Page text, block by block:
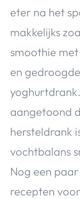
eter na het
makkelijks
smoothie
en
aangetoond
hersteldrank
vochtbalans
Nog een
recepten